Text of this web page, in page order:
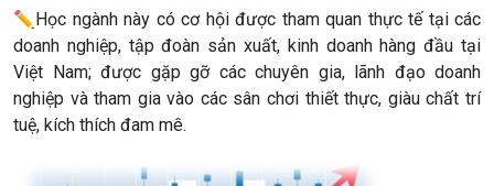
✏️ Học ngành này có cơ hội được tham quan thực tế tại các
doanh nghiệp, tập đoàn sản xuất, kinh doanh hàng đầu tại
Việt Nam; được gặp gỡ các chuyên gia, lãnh đạo doanh
nghiệp và tham gia vào các sân chơi thiết thực, giàu chất trí
tuệ, kích thích đam mê.